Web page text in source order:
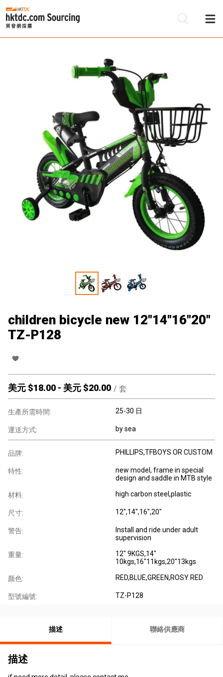
children bicycle new 12"14"16"20"
TZ-P128
美元 $18.00 - 美元 $20.00 / 套
生產所需時間: 25-30 日
運送方式: by sea
品牌: PHILLIPS,TFBOYS OR CUSTOM
特性:
new model, frame in special
design and saddle in MTB style
材料: high carbon steel,plastic
尺寸: 12",14",16",20"
警告:
Install and ride under adult
supervision
重量:
12" 9KGS,14"
10kgs,16"11kgs,20"13kgs
颜色: RED,BLUE,GREEN,ROSY RED
型號編號: TZ-P128
描述 聯絡供應商
描述